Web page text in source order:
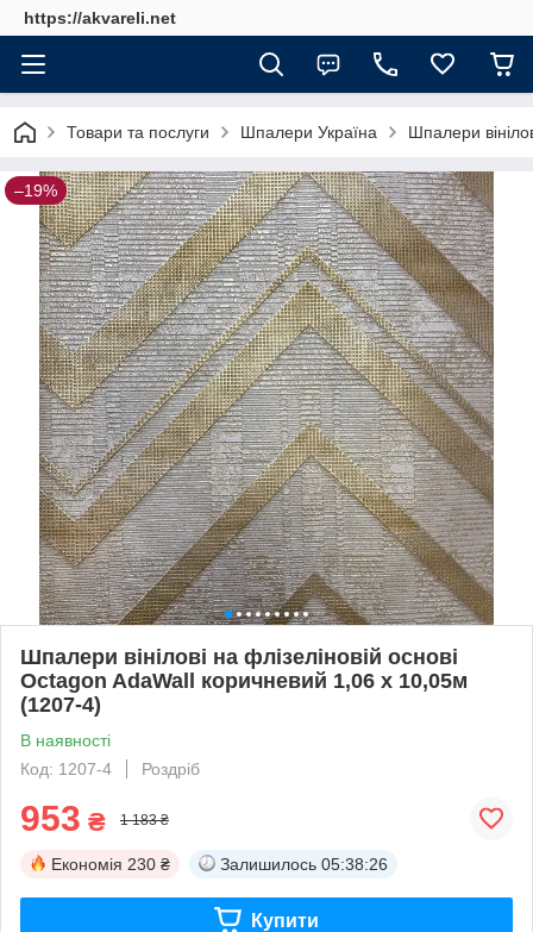
https://akvareli.net
Товари та послуги Шпалери Україна Шпалери
–19%
Шпалери вінілові на флізеліновій основі
Octagon AdaWall коричневий 1,06 х 10,05м
(1207-4)
В наявності
Код: 1207-4
Роздріб
953 ₴ 1 183 ₴
Економія 230 ₴ Залишилось 05:38:25
Купити